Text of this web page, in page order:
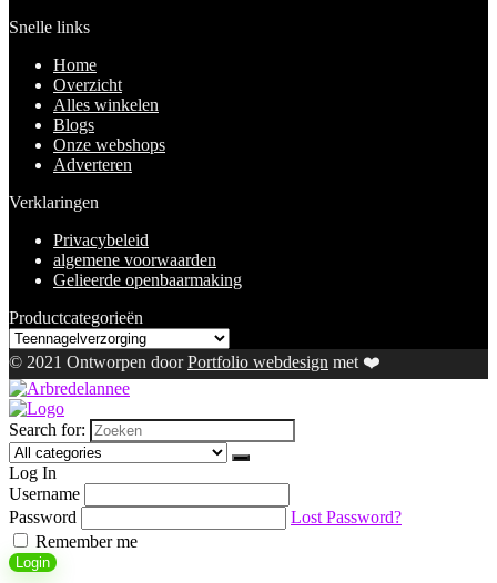
Snelle links
Home
Overzicht
Alles winkelen
Blogs
Onze webshops
Adverteren
Verklaringen
Privacybeleid
algemene voorwaarden
Gelieerde openbaarmaking
Productcategorieën
© 2021 Ontworpen doorPortfolio webdesign met ❤️
Search for:
Log In
Username
Password
Lost Password?
Remember me
Login